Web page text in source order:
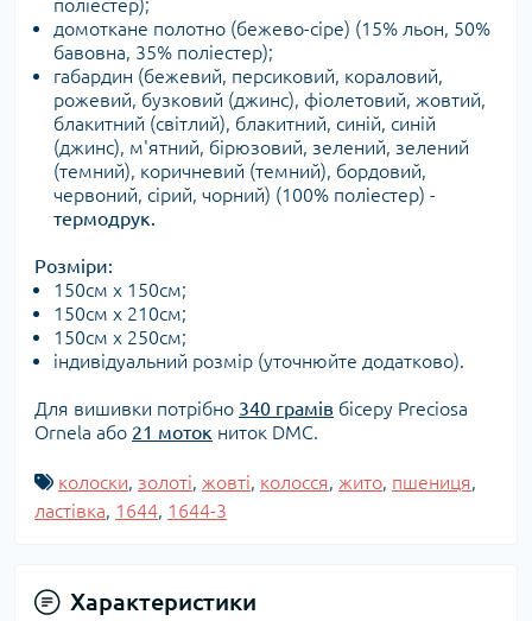
поліестер);
домоткане полотно (бежево-сіре) (15% льон, 50%
бавовна, 35% поліестер);
габардин (бежевий, персиковий, кораловий,
рожевий, бузковий (джинс), фіолетовий, жовтий,
блакитний (світлий), блакитний, синій, синій
(джинс), м'ятний, бірюзовий, зелений, зелений
(темний), коричневий (темний), бордовий,
червоний, сірий, чорний) (100% поліестер) -
термодрук.
Розміри:
150см х 150см;
150см х 210см;
150см х 250см;
індивідуальний розмір (уточнюйте додатково).
Для вишивки потрібно 340 грамів бісеру Preciosa
Ornela або 21 моток ниток DMC.
колоски, золоті, жовті, колосся, жито, пшениця,
ластівка, 1644, 1644-3
Характеристики